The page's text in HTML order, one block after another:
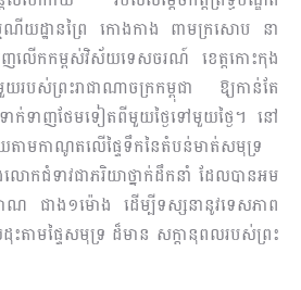
យដ្ឋានព្រៃ កោងកាង ពាមក្រសោប នា
ញលើក​កម្ព​ស់​​វិស័យទេសចរណ៍ ខេត្ត​កោះកុង
របស់ព្រះរា​ជាណា​ចក្រ​ក​ម្ពុ​​ជា ឱ្យកាន់តែ
ាក់ទាញថែមទៀតពីមួយថ្ងៃទៅមួយថ្ងៃ។ នៅ
តាម​កាណូតលើផ្ទៃទឹកនៃតំបន់មាត់សមុទ្រ
លោកជំទាវជាភរិយាថ្នាក់ដឹកនាំ ដែលបានអម
ជាង១ម៉ោង ដើម្បី​ទ​ស្សនានូវទេសភាព
តាមផ្ទៃសមុទ្រ ដ៏មាន សក្តានុ​ពលរបស់​ព្រះ​